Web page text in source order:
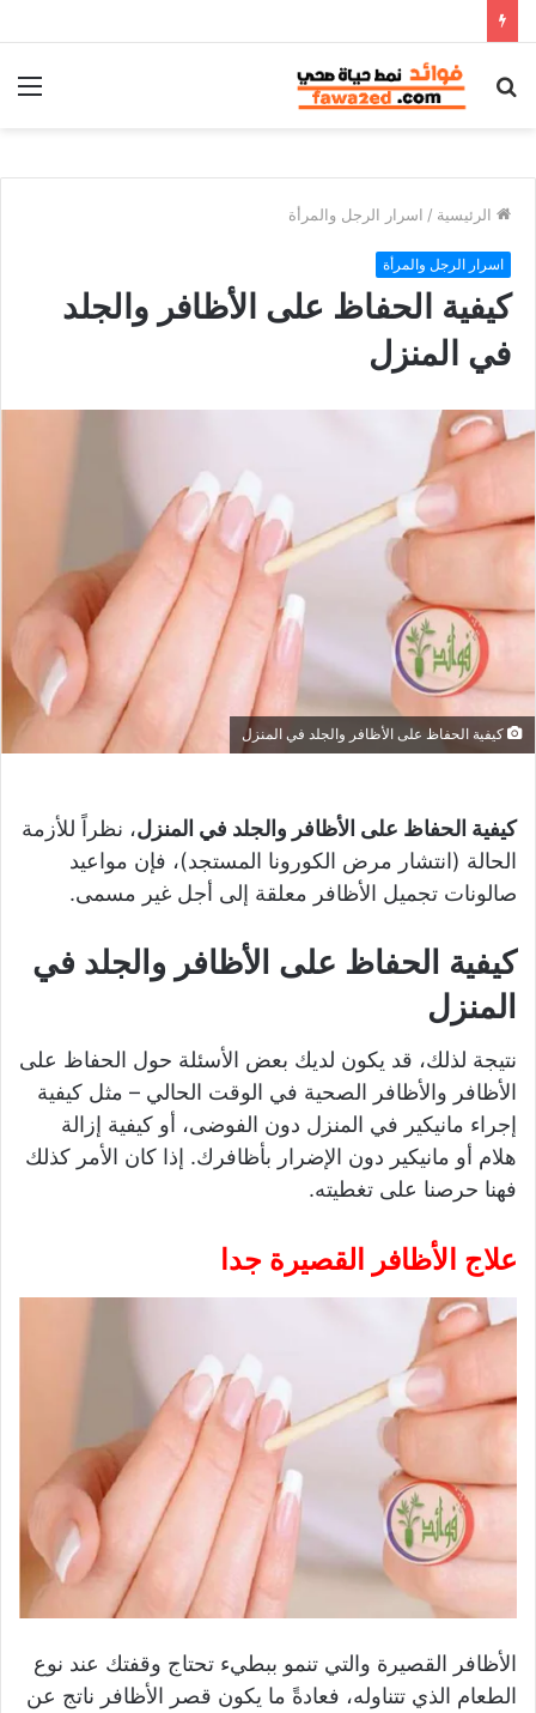
بحث
الرئيسية / اسرار الرجل والمرأة
اسرار الرجل والمرأة
كيفية الحفاظ على الأظافر والجلد
في المنزل
كيفية الحفاظ على الأظافر والجلد في المنزل
كيفية الحفاظ على الأظافر والجلد في المنزل، نظراً للأزمة
الحالة (انتشار مرض الكورونا المستجد)، فإن مواعيد
صالونات تجميل الأظافر معلقة إلى أجل غير مسمى.
كيفية الحفاظ على الأظافر والجلد في
المنزل
نتيجة لذلك، قد يكون لديك بعض الأسئلة حول الحفاظ على
الأظافر والأظافر الصحية في الوقت الحالي – مثل كيفية
إجراء مانيكير في المنزل دون الفوضى، أو كيفية إزالة
هلام أو مانيكير دون الإضرار بأظافرك. إذا كان الأمر كذلك
فهنا حرصنا على تغطيته.
علاج الأظافر القصيرة جدا
الأظافر القصيرة والتي تنمو ببطيء تحتاج وقفتك عند نوع
الطعام الذي تتناوله، فعادةً ما يكون قصر الأظافر ناتج عن